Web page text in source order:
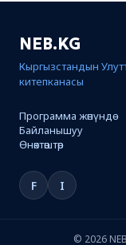
NEB.KG
Кыргызстандын
китепканасы
Программа жөнүндө
Байланышуу
Өнөктөштөр
F I
© 2026